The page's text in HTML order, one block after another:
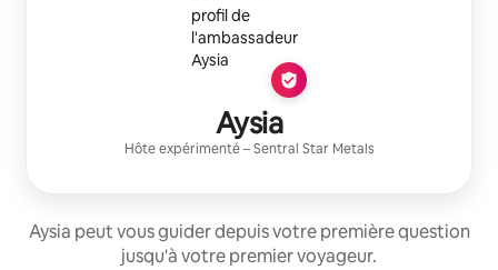
Aysia
Hôte expérimenté–Sentral Star Metals
Aysia peut vous guider depuis votre première question
jusqu'à votre premier voyageur.